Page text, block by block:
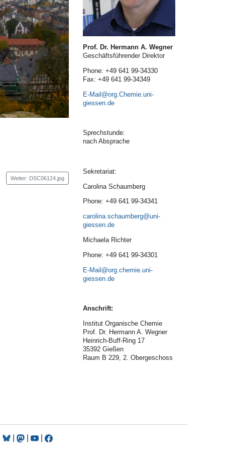
Weiter: DSC06124.jpg
Prof. Dr. Hermann A. Wegner
Geschäftsführender Direktor
Phone: +49 641 99-34330
Fax: +49 641 99-34349
E-Mail
Sprechstunde:
nach Absprache
Sekretariat:
Carolina Schaumberg
Phone: +49 641 99-34341
carolina.schaumberg
Michaela Richter
Phone: +49 641 99-34301
E-Mail
Anschrift:
Institut Organische Chemie
Prof. Dr. Hermann A. Wegner
Heinrich-Buff-Ring 17
35392 Gießen
Raum B 229, 2. Obergeschoss
|